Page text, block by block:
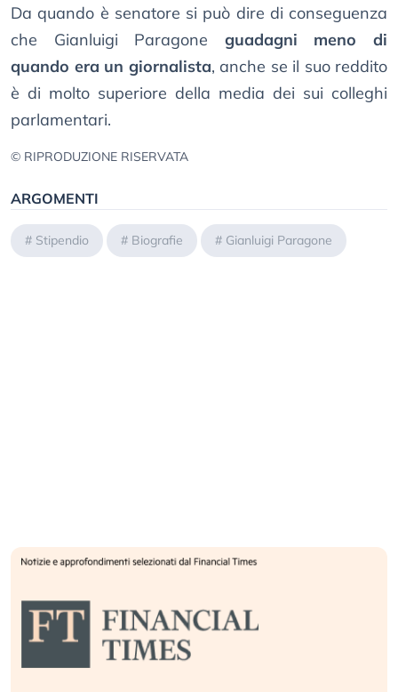
Da quando è senatore si può dire di conseguenza
che Gianluigi Paragone guadagni meno di
quando era un giornalista, anche se il suo reddito
è di molto superiore della media dei sui colleghi
parlamentari.
© RIPRODUZIONE RISERVATA
ARGOMENTI
# Stipendio # Biografie # Gianluigi Paragone